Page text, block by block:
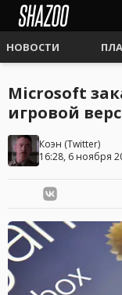
НОВОСТИ
Microsoft
игровой
Коэн (Twitter)
16:28, 6 ноября